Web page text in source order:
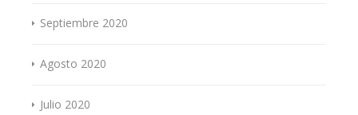
Septiembre 2020
Agosto 2020
Julio 2020